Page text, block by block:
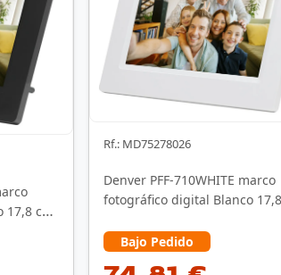
17,8 cm
Rf.: MD75278026
Denver PFF-710WHITE marco
fotográfico digital Blanco
Bajo Pedido